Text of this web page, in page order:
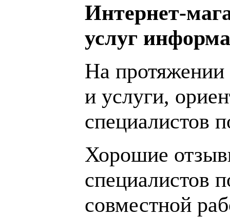
Интернет-
услуг
На протяжении
и услуги,
специалистов
Хорошие
специалистов
совместной